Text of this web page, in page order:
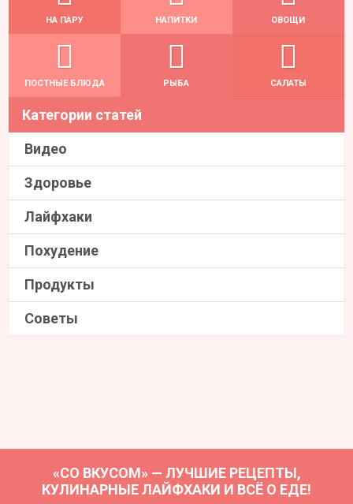
НА ПАРУ НАПИТКИ ОВОЩИ
ПОСТНЫЕ БЛЮДА РЫБА САЛАТЫ
Категории статей
Видео
Здоровье
Лайфхаки
Похудение
Продукты
Советы
«СО ВКУСОМ» — ЛУЧШИЕ РЕЦЕПТЫ,
КУЛИНАРНЫЕ ЛАЙФХАКИ И ВСЁ О ЕДЕ!